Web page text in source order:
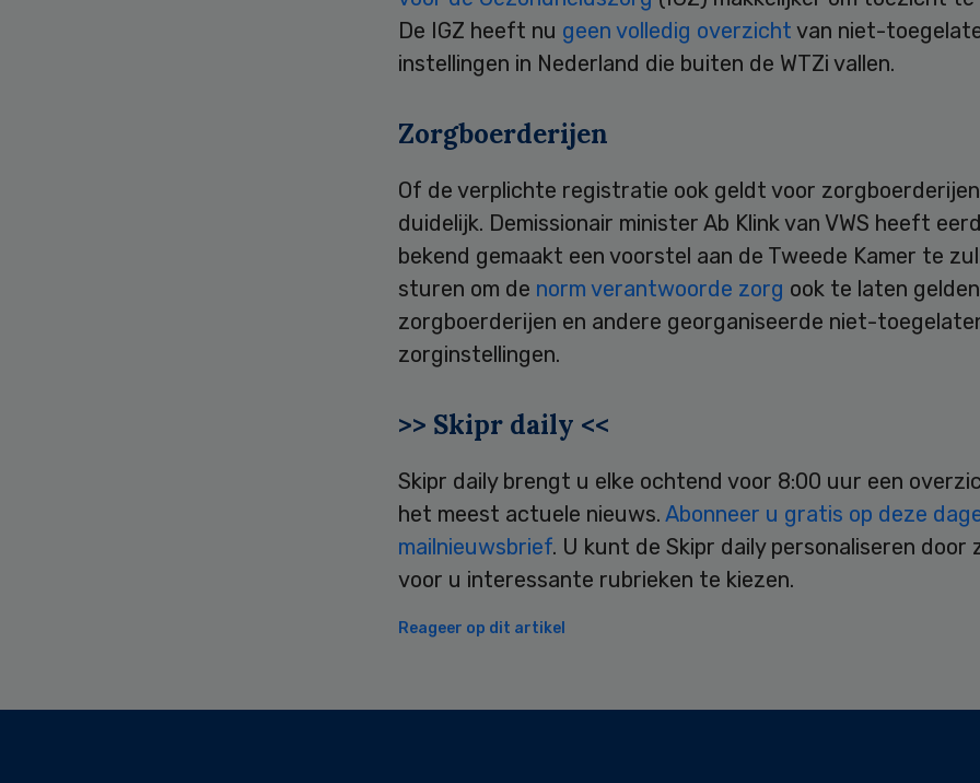
De IGZ heeft nu geen volledig overzicht van niet-
instellingen in Nederland die buiten de WTZi vallen.
Zorgboerderijen
Of de verplichte registratie ook geldt voor
duidelijk. Demissionair minister Ab Klink van VWS heeft
bekend gemaakt een voorstel aan de Tweede Kamer te
sturen om de norm verantwoorde zorg ook te laten
zorgboerderijen en andere georganiseerde niet-
zorginstellingen.
>> Skipr daily <<
Skipr daily brengt u elke ochtend voor 8:00 uur een
het meest actuele nieuws. Abonneer u gratis op deze
mailnieuwsbrief. U kunt de Skipr daily personaliseren door
voor u interessante rubrieken te kiezen.
Reageer op dit artikel
Secondary